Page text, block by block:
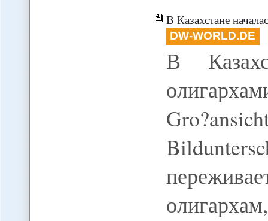
В Казахстане
DW-WORLD.DE
В